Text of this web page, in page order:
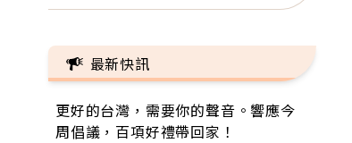
最新快訊
更好的台灣，需要你的聲音。響應今
周倡議，百項好禮帶回家！